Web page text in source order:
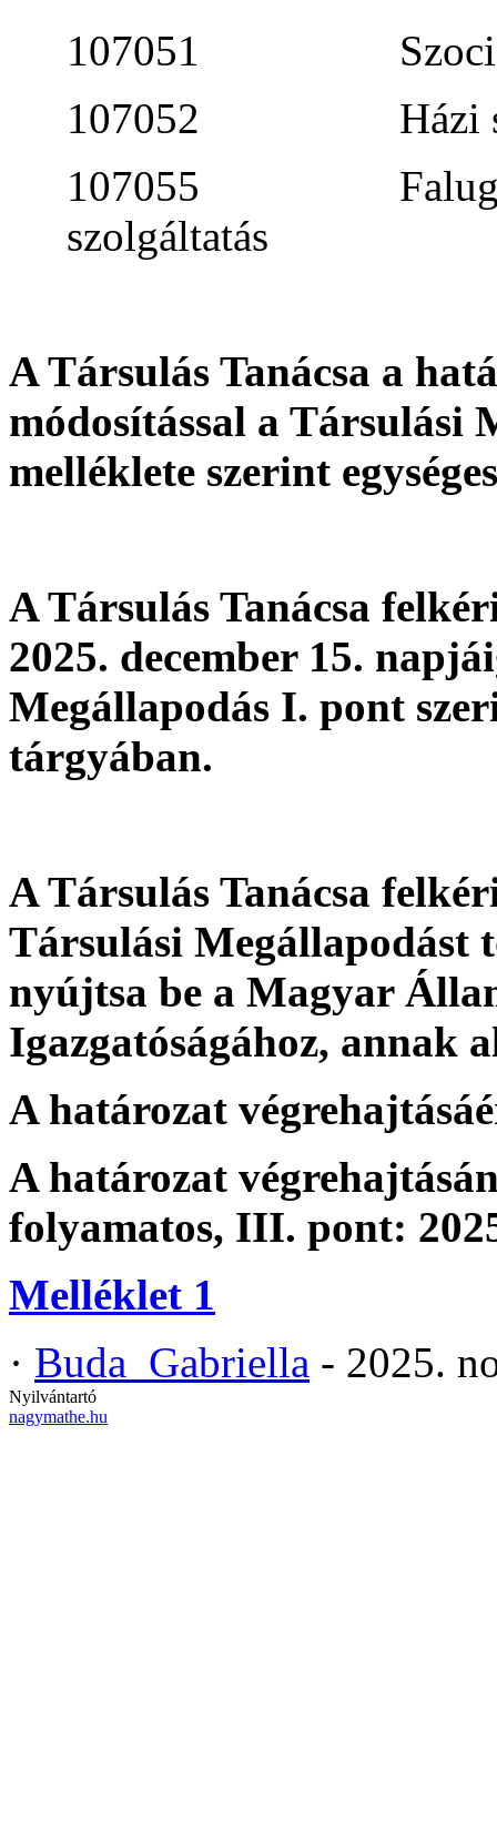
107051 Szociális
107052 Házi
107055
szolgáltatás
A Társulás Tanácsa a
módosítással a Társulási
melléklete szerint
A Társulás Tanácsa
2025. december 15.
Megállapodás I. pont
tárgyában.
A Társulás Tanácsa
Társulási Megállapodást
nyújtsa be a Magyar
Igazgatóságához, annak
A határozat
A határozat
folyamatos, III. pont:
Melléklet 1
· Buda_Gabriella - 2025.
Nyilvántartó
nagymathe.hu